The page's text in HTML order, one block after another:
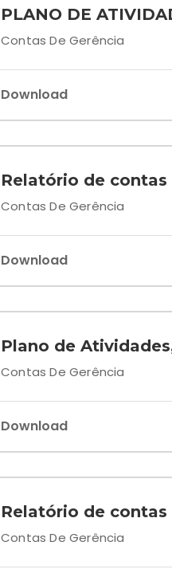
PLANO DE
Contas De Gerência
Download
Relatório de contas
Contas De Gerência
Download
Plano de
Contas De Gerência
Download
Relatório de contas
Contas De Gerência